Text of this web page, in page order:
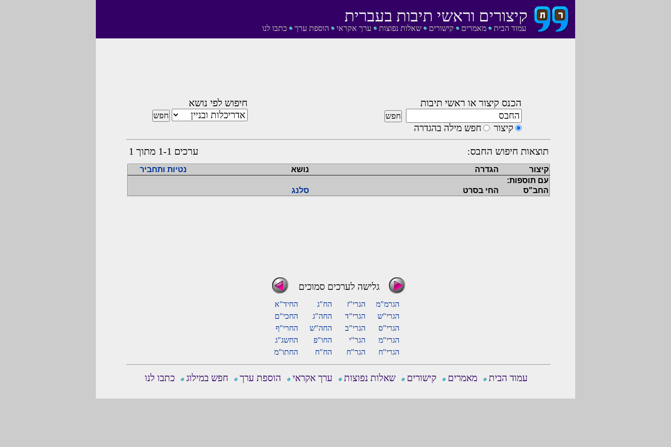
עמוד הבית מאמרים קישורים שאלות נפוצות ערך אקראי הוספת ערך כתבו לנו
קיצורים וראשי תיבות בעברית
הכנס קיצור או ראשי תיבות
קיצור חפש מילה בהגדרה
חיפוש לפי נושא
תוצאות חיפוש החבס: ערכים 1-1 מתוך 1
קיצור הגדרה נושא
נטיות ותחביר
עם תוספות:
החב"ס
החי בסרט סלנג
גלישה לערכים סמוכים
הגרמ"מ הגרי"ז הח"ג
החיד"א
הגרי"ש
הגרי"ד החה"ג
החכי"ם
הגרי"ס
הגרי"ב החה"ש
החרי"ף
הגרי"מ
הגר"י החו"פ
החשג"ג
הגרי"ח
הגר"ח הח"ח החתו"מ
עמוד הבית מאמרים קישורים שאלות נפוצות ערך אקראי הוספת ערך חפש במילוג כתבו לנו